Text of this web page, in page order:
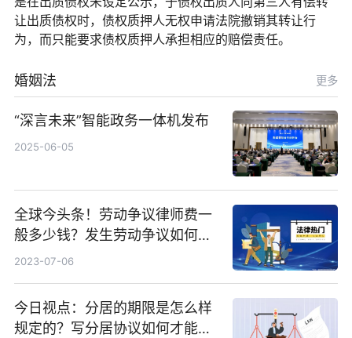
让出质债权时，债权质押人无权申请法院撤销其转让行
为，而只能要求债权质押人承担相应的赔偿责任。
婚姻法 更多
“深言未来”智能政务一体机发布
2025-06-05
全球今头条！劳动争议律师费一
般多少钱？发生劳动争议如何算
工资？
2023-07-06
今日视点：分居的期限是怎么样
规定的？写分居协议如何才能有